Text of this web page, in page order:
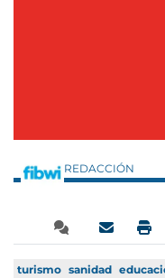
REDACCIÓN
turismo sanidad